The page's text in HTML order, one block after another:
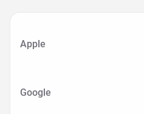
Apple
Google